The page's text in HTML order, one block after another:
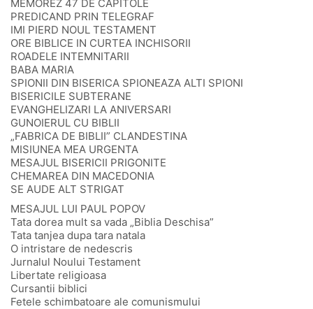
MEMOREZ 47 DE CAPITOLE
PREDICAND PRIN TELEGRAF
IMI PIERD NOUL TESTAMENT
ORE BIBLICE IN CURTEA INCHISORII
ROADELE INTEMNITARII
BABA MARIA
SPIONII DIN BISERICA SPIONEAZA ALTI SPIONI
BISERICILE SUBTERANE
EVANGHELIZARI LA ANIVERSARI
GUNOIERUL CU BIBLII
„FABRICA DE BIBLII” CLANDESTINA
MISIUNEA MEA URGENTA
MESAJUL BISERICII PRIGONITE
CHEMAREA DIN MACEDONIA
SE AUDE ALT STRIGAT
MESAJUL LUI PAUL POPOV
Tata dorea mult sa vada „Biblia Deschisa”
Tata tanjea dupa tara natala
O intristare de nedescris
Jurnalul Noului Testament
Libertate religioasa
Cursantii biblici
Fetele schimbatoare ale comunismului